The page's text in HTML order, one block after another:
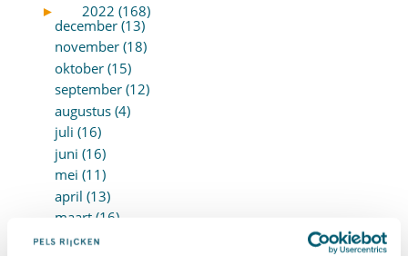
►
2022 (168)
december (13)
november (18)
oktober (15)
september (12)
augustus (4)
juli (16)
juni (16)
mei (11)
april (13)
maart (16)
februari (19)